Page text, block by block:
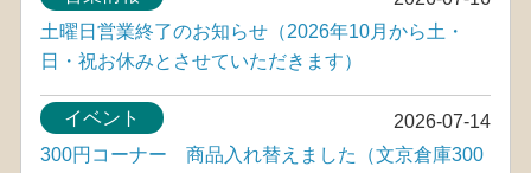
土曜日営業終了のお知らせ（2026年10月から土・
日・祝お休みとさせていただきます）
2026-07-14
イベント
300円コーナー 商品入れ替えました（文京倉庫300